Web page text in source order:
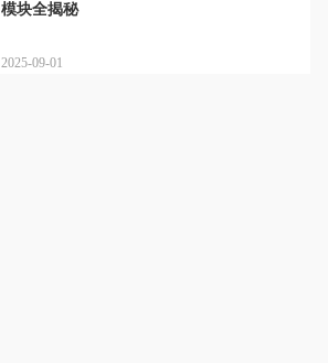
模块全揭秘
2025-09-01